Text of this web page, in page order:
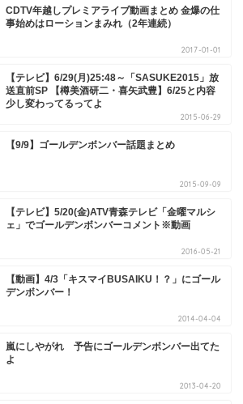
CDTV年越しプレミアライブ動画まとめ 金爆の仕
事始めはローションまみれ（2年連続）
2017-01-01
【テレビ】6/29(月)25:48～「SASUKE2015」放
送直前SP 【樽美酒研二・喜矢武豊】6/25と内容
少し変わってるってよ
2015-06-29
【9/9】ゴールデンボンバー話題まとめ
2015-09-09
【テレビ】5/20(金)ATV青森テレビ「金曜マルシ
ェ」でゴールデンボンバーコメント※動画
2016-05-21
【動画】4/3「キスマイBUSAIKU！？」にゴール
デンボンバー！
2014-04-04
嵐にしやがれ 予告にゴールデンボンバー出てた
よ
2013-04-20